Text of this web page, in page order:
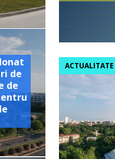
de
de
ACTUALITATE